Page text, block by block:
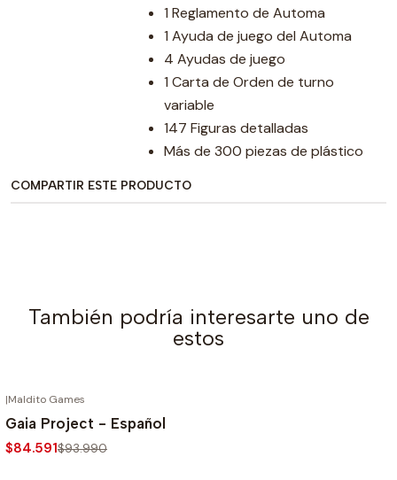
1 Reglamento de Automa
1 Ayuda de juego del Automa
4 Ayudas de juego
1 Carta de Orden de turno
variable
147 Figuras detalladas
Más de 300 piezas de plástico
COMPARTIR ESTE PRODUCTO
También podría interesarte uno de
estos
-10%
|Maldito Games
Gaia Project - Español
$84.591$93.990